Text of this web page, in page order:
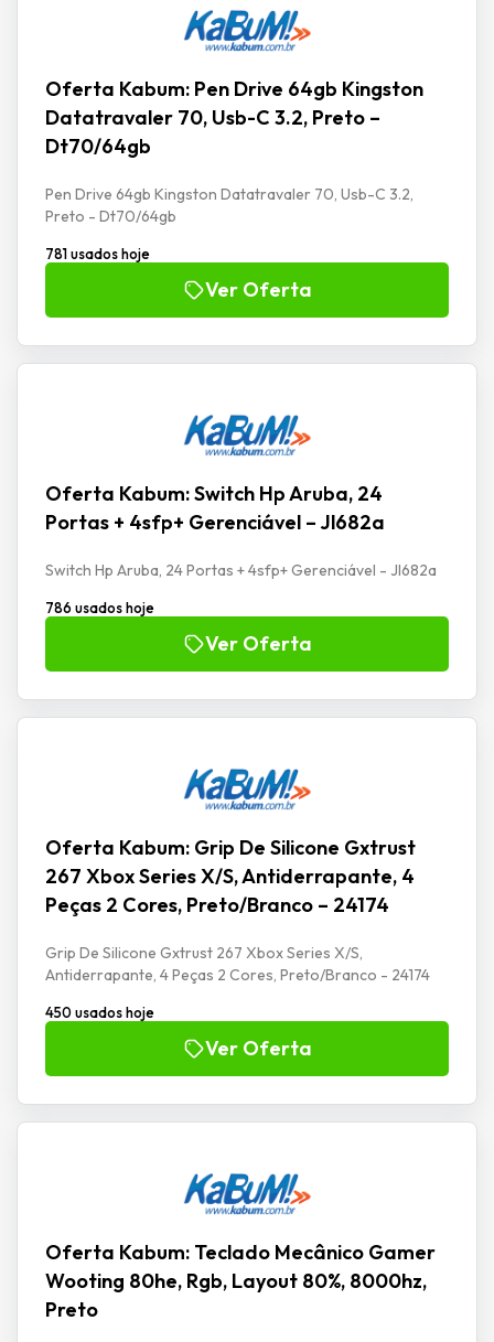
Oferta Kabum: Pen Drive 64gb Kingston
Datatravaler 70, Usb-C 3.2, Preto –
Dt70/64gb
Pen Drive 64gb Kingston Datatravaler 70, Usb-C 3.2,
Preto - Dt70/64gb
781 usados hoje
Ver Oferta
Oferta Kabum: Switch Hp Aruba, 24
Portas + 4sfp+ Gerenciável – Jl682a
Switch Hp Aruba, 24 Portas + 4sfp+ Gerenciável - Jl682a
786 usados hoje
Ver Oferta
Oferta Kabum: Grip De Silicone Gxtrust
267 Xbox Series X/S, Antiderrapante, 4
Peças 2 Cores, Preto/Branco – 24174
Grip De Silicone Gxtrust 267 Xbox Series X/S,
Antiderrapante, 4 Peças 2 Cores, Preto/Branco - 24174
450 usados hoje
Ver Oferta
Oferta Kabum: Teclado Mecânico Gamer
Wooting 80he, Rgb, Layout 80%, 8000hz,
Preto